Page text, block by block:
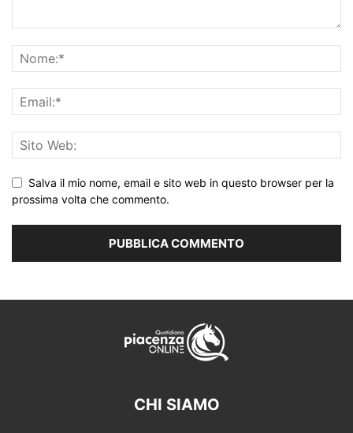
Salva il mio nome, email e sito web in questo browser per la
prossima volta che commento.
CHI SIAMO